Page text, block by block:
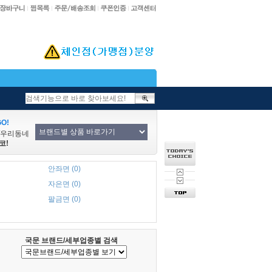
리동네
!
안좌면 (0)
자은면 (0)
팔금면 (0)
국문 브랜드/세부업종별 검색